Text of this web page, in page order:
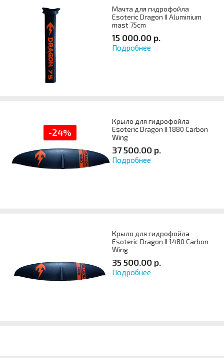
Мачта для гидрофойла
Esoteric Dragon II Aluminium
mast 75cm
15 000.00 р.
Подробнее
Крыло для гидрофойла
Esoteric Dragon II 1880 Carbon
Wing
37 500.00 р.
Подробнее
-24%
Крыло для гидрофойла
Esoteric Dragon II 1480 Carbon
Wing
35 500.00 р.
Подробнее